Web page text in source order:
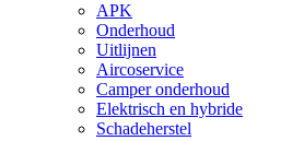
APK
Onderhoud
Uitlijnen
Aircoservice
Camper onderhoud
Elektrisch en hybride
Schadeherstel